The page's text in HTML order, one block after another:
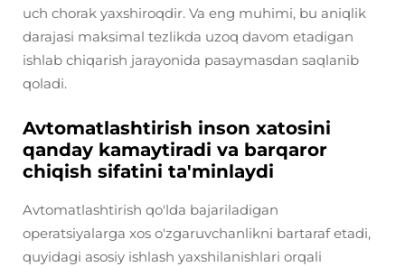
uch chorak yaxshiroqdir. Va eng muhimi, bu aniqlik
darajasi maksimal tezlikda uzoq davom etadigan
ishlab chiqarish jarayonida pasaymasdan saqlanib
qoladi.
Avtomatlashtirish inson xatosini
qanday kamaytiradi va barqaror
chiqish sifatini ta'minlaydi
Avtomatlashtirish qo'lda bajariladigan
operatsiyalarga xos o'zgaruvchanlikni bartaraf etadi,
quyidagi asosiy ishlash yaxshilanishlari orqali